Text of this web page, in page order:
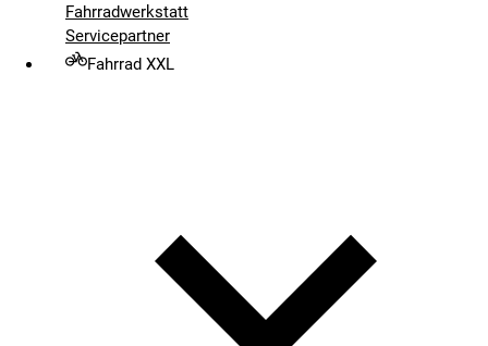
Fahrradwerkstatt
Servicepartner
Fahrrad XXL